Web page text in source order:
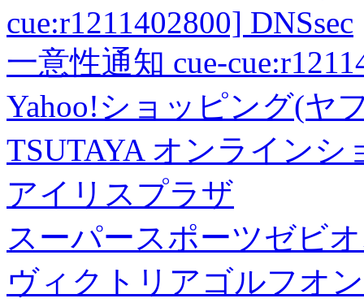
cue:r1211402800] DNSsec
一意性通知 cue-
Yahoo!ショッピング(ヤ
TSUTAYA オンラインシ
アイリスプラザ
スーパースポーツゼビ
ヴィクトリアゴルフオ